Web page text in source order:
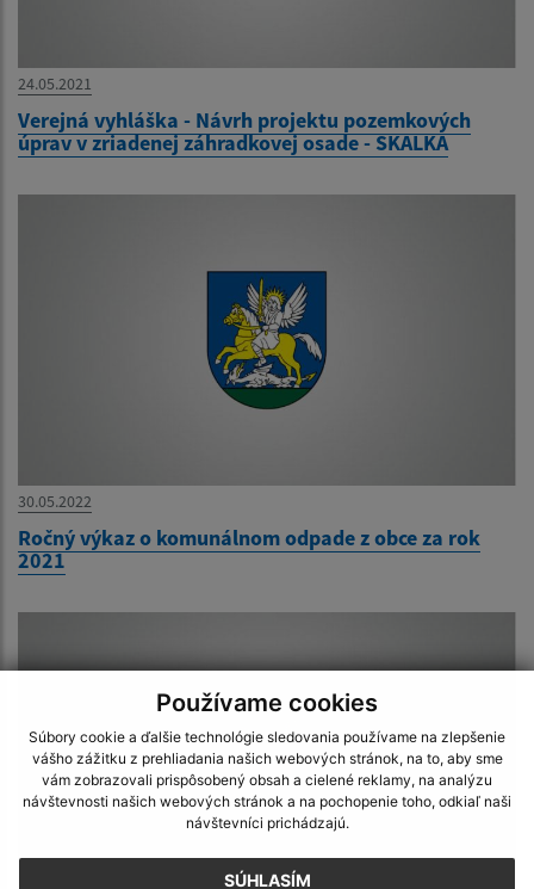
Používame cookies
Súbory cookie a ďalšie technológie sledovania používame na zlepšenie
vášho zážitku z prehliadania našich webových stránok, na to, aby sme
vám zobrazovali prispôsobený obsah a cielené reklamy, na analýzu
návštevnosti našich webových stránok a na pochopenie toho, odkiaľ naši
návštevníci prichádzajú.
SÚHLASÍM
24.05.2021
Verejná vyhláška - Návrh projektu pozemkových
úprav v zriadenej záhradkovej osade - SKALKA
30.05.2022
Ročný výkaz o komunálnom odpade z obce za rok
2021